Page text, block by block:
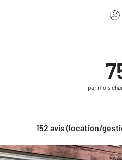
par mois
152 avis (location/